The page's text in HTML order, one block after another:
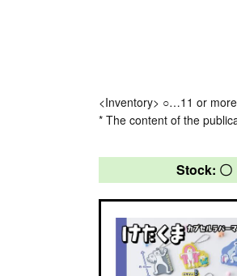
<Inventory> ○…11 or
* The content of the
Stock: 〇